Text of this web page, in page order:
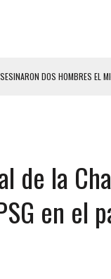
DOS HOMBRES EL
VIDA TRAS SER ACOSADA Y
DE UNA
FALTA DE TRATAMIENTO
INDUJO AL SUICIDIO A UNA
LOCAL COMERCIAL DE CHACAO
de la
en el